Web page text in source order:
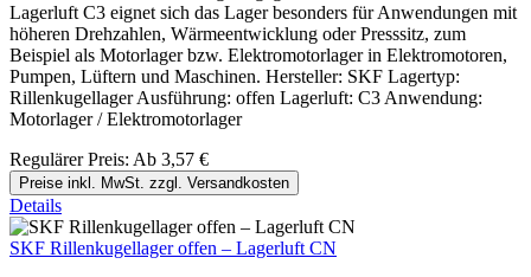
Lagerluft C3 eignet sich das Lager besonders für Anwendungen mit
höheren Drehzahlen, Wärmeentwicklung oder Presssitz, zum
Beispiel als Motorlager bzw. Elektromotorlager in Elektromotoren,
Pumpen, Lüftern und Maschinen. Hersteller: SKF Lagertyp:
Rillenkugellager Ausführung: offen Lagerluft: C3 Anwendung:
Motorlager / Elektromotorlager
Regulärer Preis: Ab 3,57 €
Preise inkl. MwSt. zzgl. Versandkosten
Details
SKF Rillenkugellager offen – Lagerluft CN